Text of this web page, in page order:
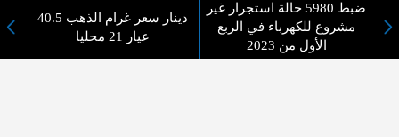
ضبط 5980 حالة استجرار غير
مشروع للكهرباء في الربع
الأول من 2023
40.5 دينار سعر غرام الذهب
عيار 21 محليا